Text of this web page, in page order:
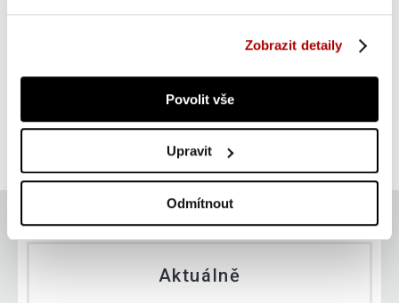
Zobrazit detaily
Povolit vše
Upravit
Odmítnout
Gorilla Sports Zátěžové manžety, černé, 2 x 5 kg
SUPER CENA
399 Kč
Aktuálně